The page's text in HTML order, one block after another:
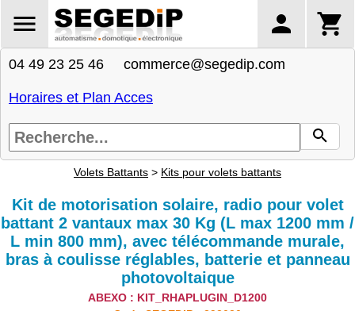
04 49 23 25 46 commerce@segedip.com
Horaires et Plan Acces
Volets Battants > Kits pour volets battants
Kit de motorisation solaire, radio pour volet
battant 2 vantaux max 30 Kg (L max 1200 mm /
L min 800 mm), avec télécommande murale,
bras à coulisse réglables, batterie et panneau
photovoltaique
ABEXO : KIT_RHAPLUGIN_D1200